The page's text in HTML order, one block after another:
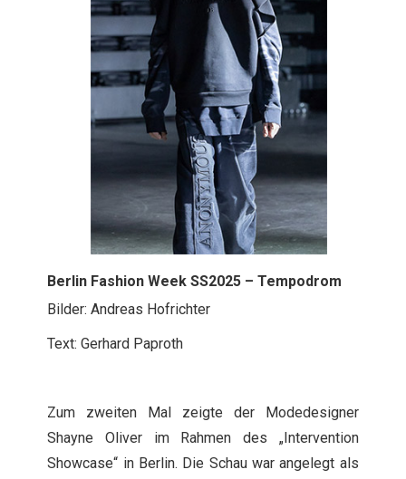
Berlin Fashion Week SS2025 – Tempodrom
Bilder: Andreas Hofrichter
Text: Gerhard Paproth
Zum zweiten Mal zeigte der Modedesigner
Shayne Oliver im Rahmen des „Intervention
Showcase“ in Berlin. Die Schau war angelegt als